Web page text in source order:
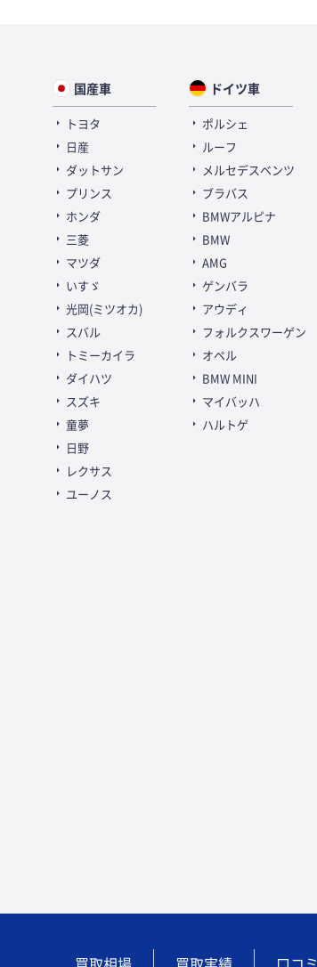
国産車
トヨタ
日産
ダットサン
プリンス
ホンダ
三菱
マツダ
いすゞ
光岡(ミツオカ)
スバル
トミーカイラ
ダイハツ
スズキ
童夢
日野
レクサス
ユーノス
ドイツ車
ポルシェ
ルーフ
メルセデスベンツ
ブラバス
BMWアルピナ
BMW
AMG
ゲンバラ
アウディ
フォルクスワーゲン
オペル
BMW MINI
マイバッハ
ハルトゲ